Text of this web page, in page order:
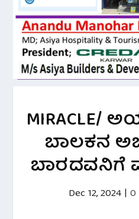
MIRACLE/
ಬಾಲಕನ
ಬಾರದವನಿಗೆ
Dec 12, 2024 | 0